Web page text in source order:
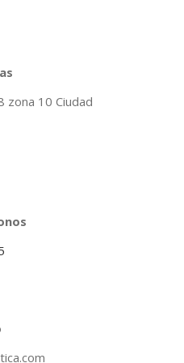
zona 10 Ciudad